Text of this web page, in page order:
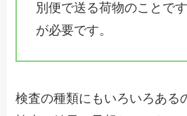
別便で送る荷物のことで
が必要です。
検査の種類にもいろいろある